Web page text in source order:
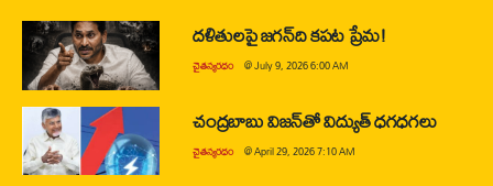
దళితులపై జగన్‌ది కపట ప్రేమ!
చైతన్యరధం @July 9, 2026 6:00 AM
చంద్రబాబు విజన్‌తో విద్యుత్ ధగధగలు
చైతన్యరధం @April 29, 2026 7:10 AM